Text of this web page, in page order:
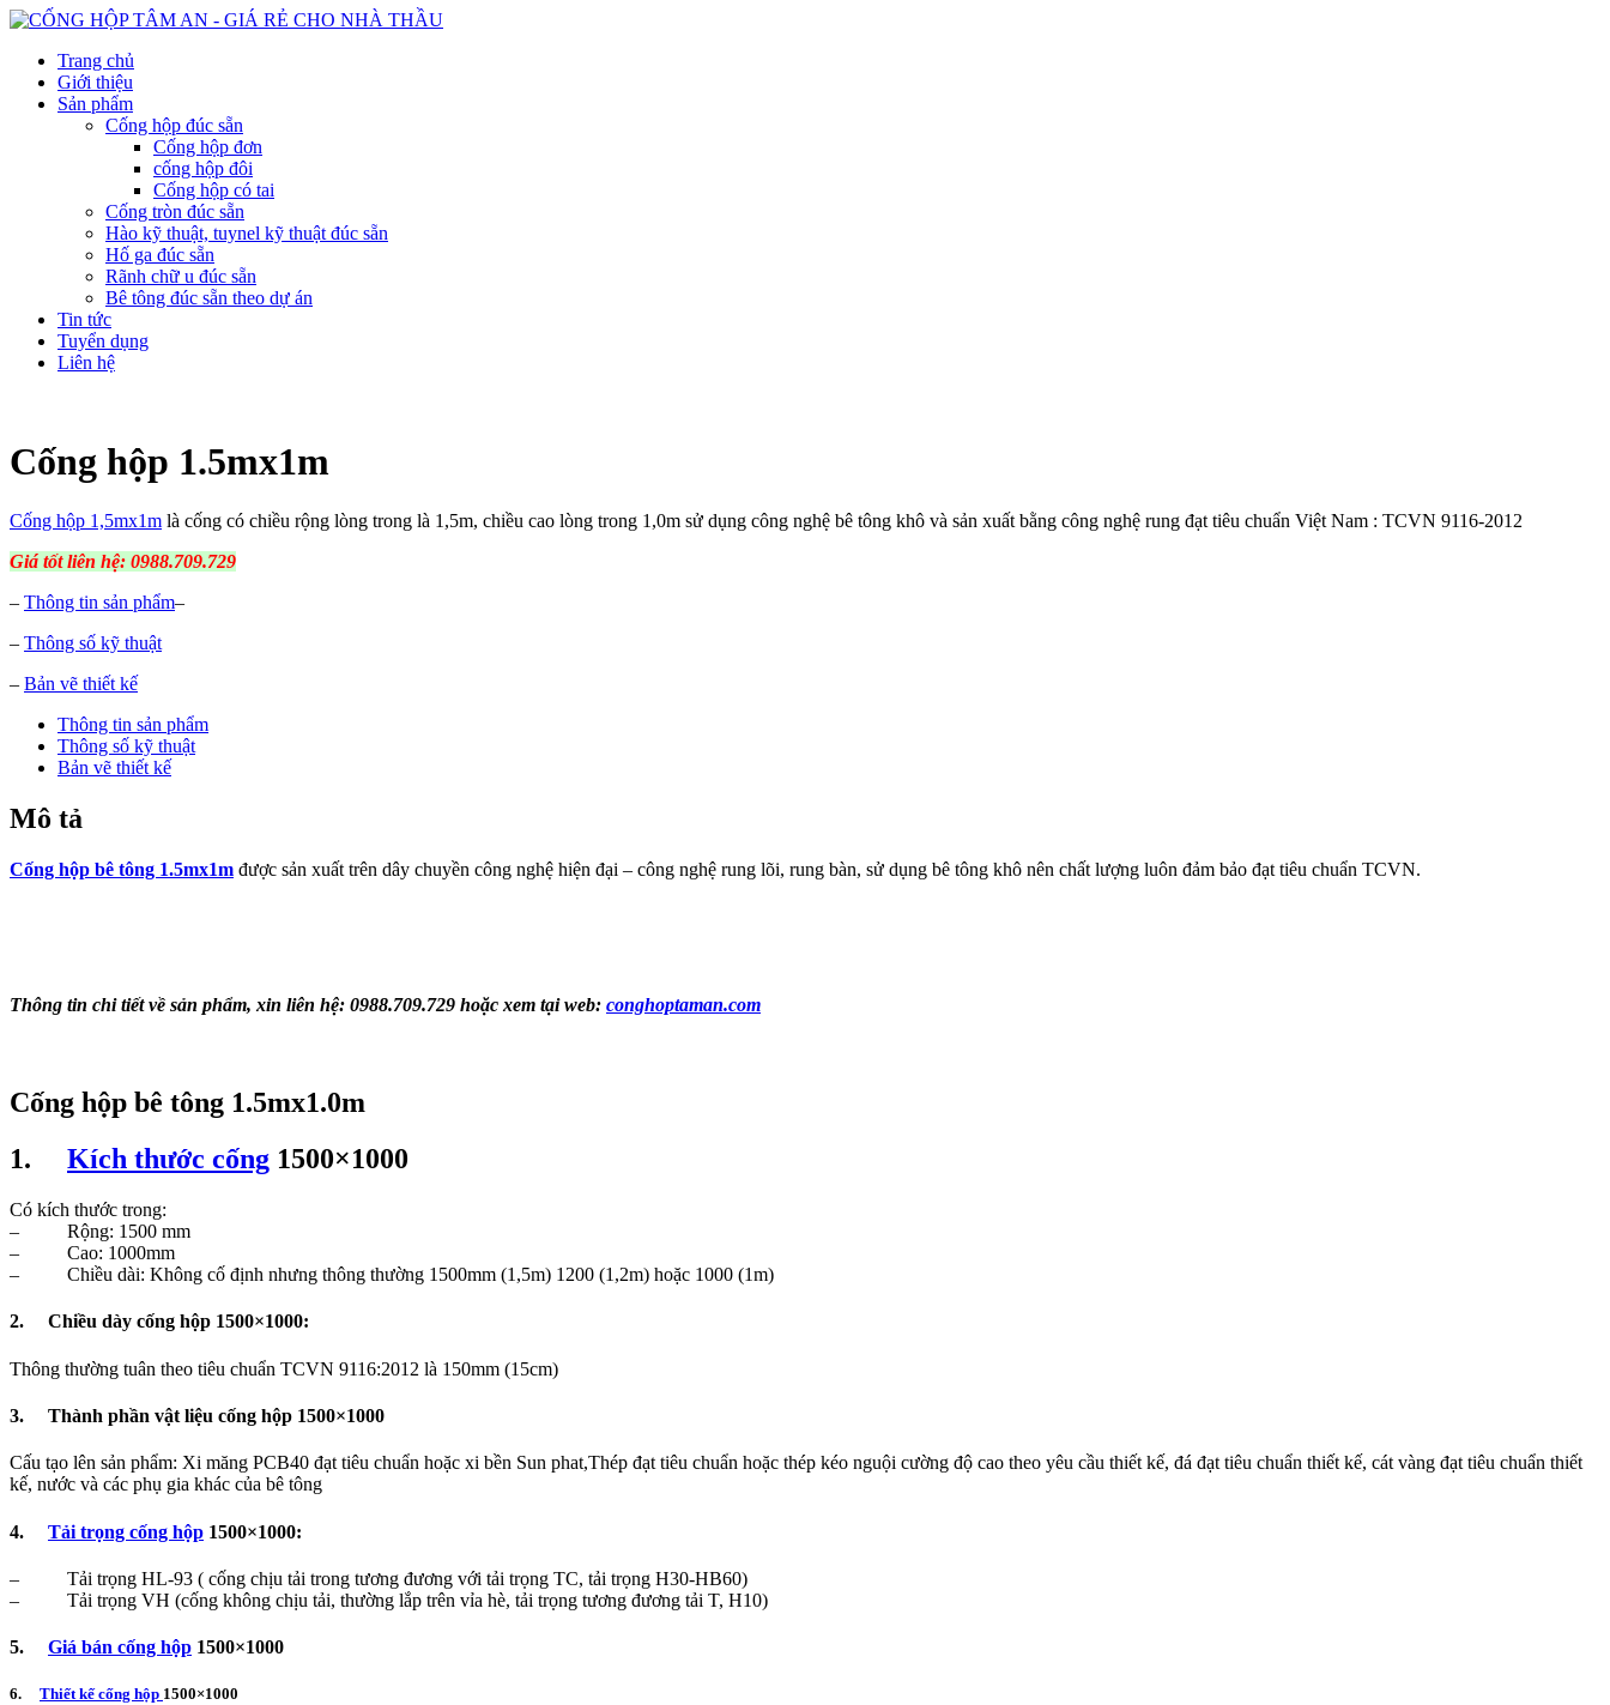
Trang chủ
Giới thiệu
Sản phẩm
Cống hộp đúc sẵn
Cống hộp đơn
cống hộp đôi
Cống hộp có tai
Cống tròn đúc sẵn
Hào kỹ thuật, tuynel kỹ thuật đúc sẵn
Hố ga đúc sẵn
Rãnh chữ u đúc sẵn
Bê tông đúc sẵn theo dự án
Tin tức
Tuyển dụng
Liên hệ
Cống hộp 1.5mx1m
Cống hộp 1,5mx1m là cống có chiều rộng lòng trong là 1,5m, chiều cao lòng trong 1,0m sử dụng công nghệ bê tông khô và sản xuất bằng công nghệ rung đạt tiêu chuẩn Việt Nam : TCVN 9116-2012
Giá tốt liên hệ: 0988.709.729
– Thông tin sản phẩm–
– Thông số kỹ thuật
– Bản vẽ thiết kế
Thông tin sản phẩm
Thông số kỹ thuật
Bản vẽ thiết kế
Mô tả
Cống hộp bê tông 1.5mx1m được sản xuất trên dây chuyền công nghệ hiện đại – công nghệ rung lõi, rung bàn, sử dụng bê tông khô nên chất lượng luôn đảm bảo đạt tiêu chuẩn TCVN.
Thông tin chi tiết về sản phẩm, xin liên hệ: 0988.709.729 hoặc xem tại web: conghoptaman.com
Cống hộp bê tông 1.5mx1.0m
1. Kích thước cống 1500×1000
Có kích thước trong:
– Rộng: 1500 mm
– Cao: 1000mm
– Chiều dài: Không cố định nhưng thông thường 1500mm (1,5m) 1200 (1,2m) hoặc 1000 (1m)
2. Chiều dày cống hộp 1500×1000:
Thông thường tuân theo tiêu chuẩn TCVN 9116:2012 là 150mm (15cm)
3. Thành phần vật liệu cống hộp 1500×1000
Cấu tạo lên sản phẩm: Xi măng PCB40 đạt tiêu chuẩn hoặc xi bền Sun phat,Thép đạt tiêu chuẩn hoặc thép kéo nguội cường độ cao theo yêu cầu thiết kế, đá đạt tiêu chuẩn thiết kế, cát vàng đạt tiêu chuẩn thiết
kế, nước và các phụ gia khác của bê tông
4. Tải trọng cống hộp 1500×1000:
– Tải trọng HL-93 ( cống chịu tải trong tương đương với tải trọng TC, tải trọng H30-HB60)
– Tải trọng VH (cống không chịu tải, thường lắp trên vỉa hè, tải trọng tương đương tải T, H10)
5. Giá bán cống hộp 1500×1000
6. Thiết kế cống hộp 1500×1000